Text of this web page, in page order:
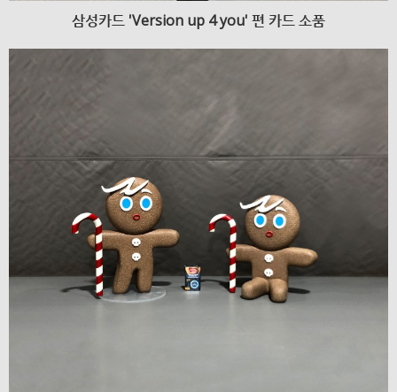
삼성카드 'Version up 4 you' 편 카드 소품